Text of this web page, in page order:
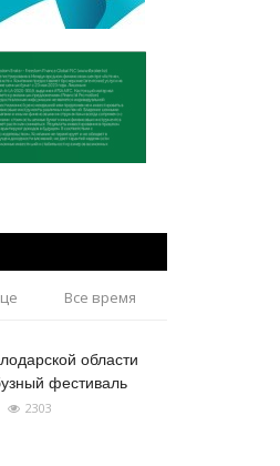
Все время
области
фестиваль
2303